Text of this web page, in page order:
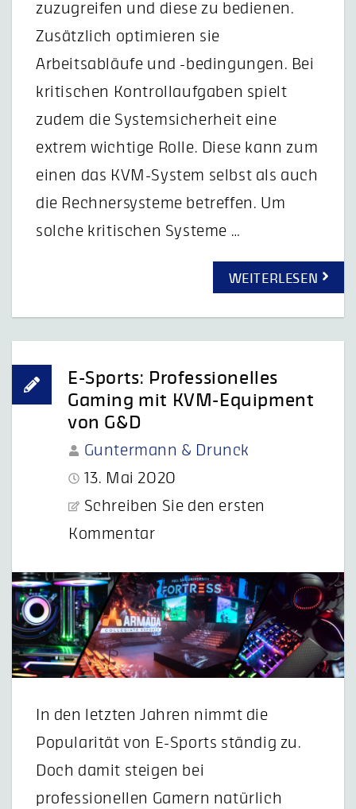
zuzugreifen und diese zu bedienen.
Zusätzlich optimieren sie
Arbeitsabläufe und -bedingungen. Bei
kritischen Kontrollaufgaben spielt
zudem die Systemsicherheit eine
extrem wichtige Rolle. Diese kann zum
einen das KVM-System selbst als auch
die Rechnersysteme betreffen. Um
solche kritischen Systeme …
WEITERLESEN
E-Sports: Professionelles
Gaming mit KVM-Equipment
von G&D
Guntermann & Drunck
13. Mai 2020
Schreiben Sie den ersten
Kommentar
In den letzten Jahren nimmt die
Popularität von E-Sports ständig zu.
Doch damit steigen bei
professionellen Gamern natürlich